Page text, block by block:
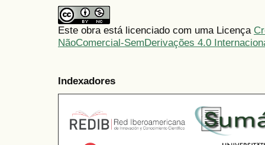
Este obra está licenciado com uma Licença
NãoComercial-SemDerivações 4.0
Indexadores